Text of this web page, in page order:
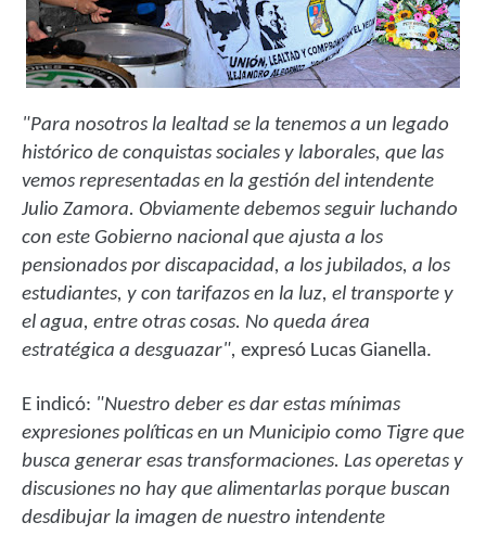
"Para nosotros la lealtad se la tenemos a un legado
histórico de conquistas sociales y laborales, que las
vemos representadas en la gestión del intendente
Julio Zamora. Obviamente debemos seguir luchando
con este Gobierno nacional que ajusta a los
pensionados por discapacidad, a los jubilados, a los
estudiantes, y con tarifazos en la luz, el transporte y
el agua, entre otras cosas. No queda área
estratégica a desguazar", expresó Lucas Gianella.
E indicó: "Nuestro deber es dar estas mínimas
expresiones políticas en un Municipio como Tigre que
busca generar esas transformaciones. Las operetas y
discusiones no hay que alimentarlas porque buscan
desdibujar la imagen de nuestro intendente